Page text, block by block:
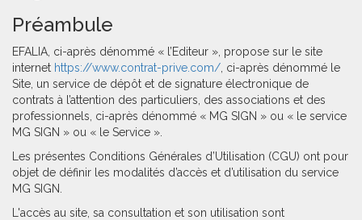
Préambule
EFALIA, ci-après dénommé « l’Editeur », propose sur le site
internet https://www.contrat-prive.com/ , ci-après dénommé le
Site, un service de dépôt et de signature électronique de
contrats à l’attention des particuliers, des associations et des
professionnels, ci-après dénommé « MG SIGN » ou « le service
MG SIGN » ou « le Service ».
Les présentes Conditions Générales d’Utilisation (CGU) ont pour
objet de définir les modalités d’accès et d’utilisation du service
MG SIGN.
L'accès au site, sa consultation et son utilisation sont